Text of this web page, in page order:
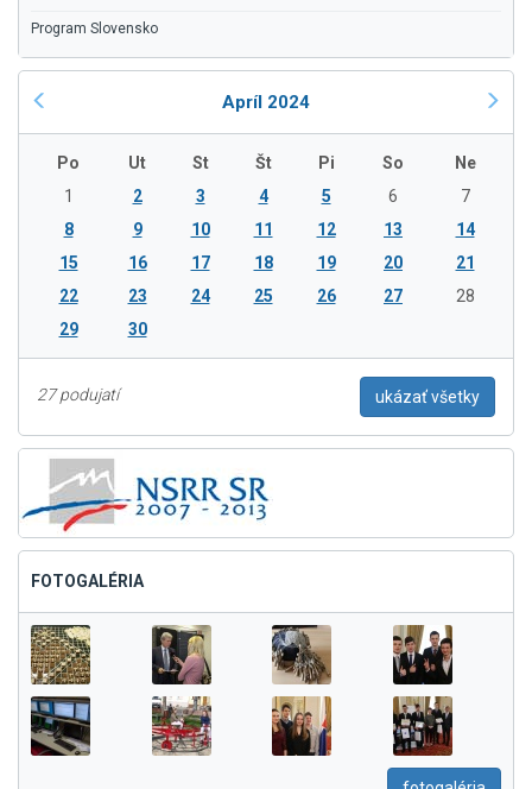
Program Slovensko
Apríl 2024
Po Ut St Št Pi So
Ne
1
2 3 4 5 6
7
8
9 10 11 12 13
14
15
16 17 18 19 20
21
22
23 24 25 26 27
28
29
30
27 podujatí ukázať všetky
FOTOGALÉRIA